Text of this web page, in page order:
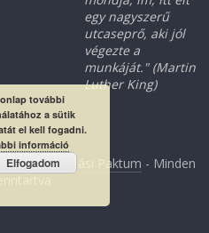
egy nagyszerű
utcaseprő, aki jól
végezte a
munkáját." (Martin
Luther King)
Foglalkoztatási Paktum - Minden
további
a sütik
el kell fogadni.
információ
Elfogadom